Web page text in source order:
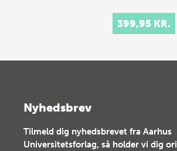
399,95 KR.
Nyhedsbrev
Tilmeld dig nyhedsbrevet fra Aarhus
Universitetsforlag, så holder vi dig